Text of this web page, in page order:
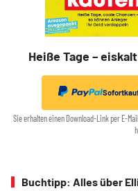
Heiße Tage –
Sie erhalten einen Download-Link per E-
Buchtipp: Alles über